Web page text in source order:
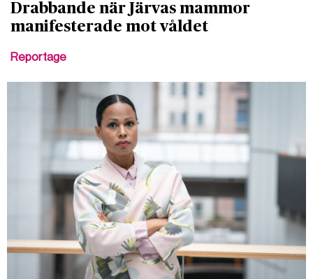
Drabbande när Järvas mammor
manifesterade mot våldet
Reportage